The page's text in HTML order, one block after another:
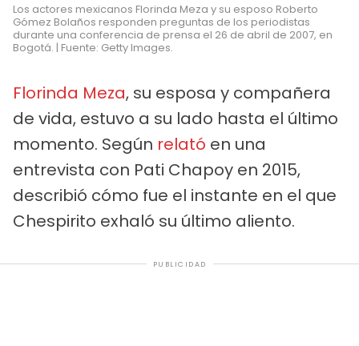
Los actores mexicanos Florinda Meza y su esposo Roberto
Gómez Bolaños responden preguntas de los periodistas
durante una conferencia de prensa el 26 de abril de 2007, en
Bogotá. | Fuente: Getty Images.
Florinda Meza, su esposa y compañera
de vida, estuvo a su lado hasta el último
momento. Según relató en una
entrevista con Pati Chapoy en 2015,
describió cómo fue el instante en el que
Chespirito exhaló su último aliento.
PUBLICIDAD